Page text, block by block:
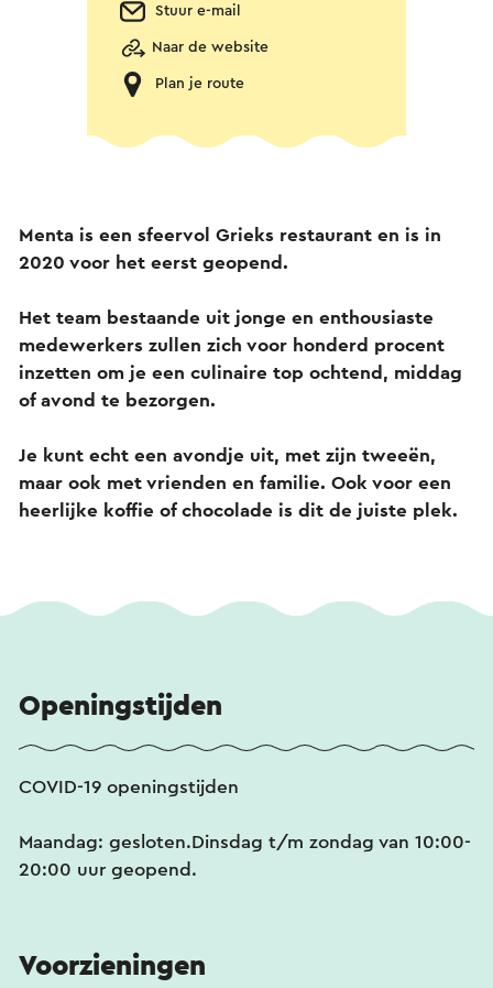
Stuur e-mail
Naar de website
Plan je route
Menta is een sfeervol Grieks restaurant en is in
2020 voor het eerst geopend.
Het team bestaande uit jonge en enthousiaste
medewerkers zullen zich voor honderd procent
inzetten om je een culinaire top ochtend, middag
of avond te bezorgen.
Je kunt echt een avondje uit, met zijn tweeën,
maar ook met vrienden en familie. Ook voor een
heerlijke koffie of chocolade is dit de juiste plek.
Openingstijden
COVID-19 openingstijden
Maandag: gesloten.Dinsdag t/m zondag van 10:00-
20:00 uur geopend.
Voorzieningen